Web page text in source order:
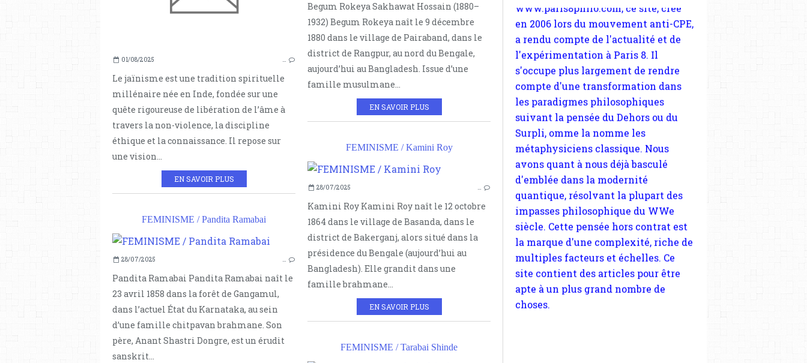
01/08/2025 …
Le jaïnisme est une tradition spirituelle
millénaire née en Inde, fondée sur une
quête rigoureuse de libération de l’âme à
travers la non-violence, la discipline
éthique et la connaissance. Il repose sur
une vision...
EN SAVOIR PLUS
Begum Rokeya Sakhawat Hossain (1880–
1932) Begum Rokeya naît le 9 décembre
1880 dans le village de Pairaband, dans le
district de Rangpur, au nord du Bengale,
aujourd’hui au Bangladesh. Issue d’une
famille musulmane...
EN SAVOIR PLUS
FEMINISME / Kamini Roy
FÉMINISME
KAMINI ROY
INDE
BANGLADESH
28/07/2025 …
Kamini Roy Kamini Roy naît le 12 octobre
1864 dans le village de Basanda, dans le
district de Bakerganj, alors situé dans la
présidence du Bengale (aujourd’hui au
Bangladesh). Elle grandit dans une
famille brahmane...
EN SAVOIR PLUS
FEMINISME / Pandita Ramabai
28/07/2025 …
Pandita Ramabai Pandita Ramabai naît le
23 avril 1858 dans la forêt de Gangamul,
dans l’actuel État du Karnataka, au sein
d’une famille chitpavan brahmane. Son
père, Anant Shastri Dongre, est un érudit
sanskrit...
FEMINISME / Tarabai Shinde
compte d'une transformation dans
les paradigmes philosophiques
suivant la pensée du Dehors ou du
Surpli, omme la nomme les
métaphysiciens classique. Nous
avons quant à nous déjà basculé
d'emblée dans la modernité
quantique, résolvant la plupart des
impasses philosophique du WWe
siècle. Cette pensée hors contrat est
la marque d'une complexité, riche de
multiples facteurs et échelles. Ce
site contient des articles pour être
apte à un plus grand nombre de
choses.